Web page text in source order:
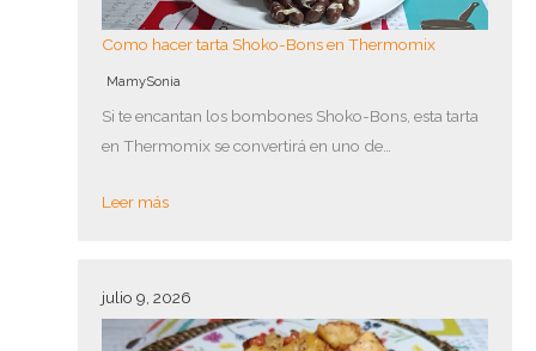
Como hacer tarta Shoko-Bons en Thermomix
MamySonia
Si te encantan los bombones Shoko-Bons, esta tarta
en Thermomix se convertirá en uno de…
Leer más
julio 9, 2026